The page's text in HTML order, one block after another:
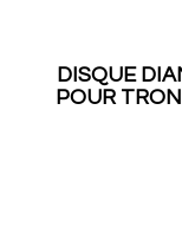
DISQUE
POUR